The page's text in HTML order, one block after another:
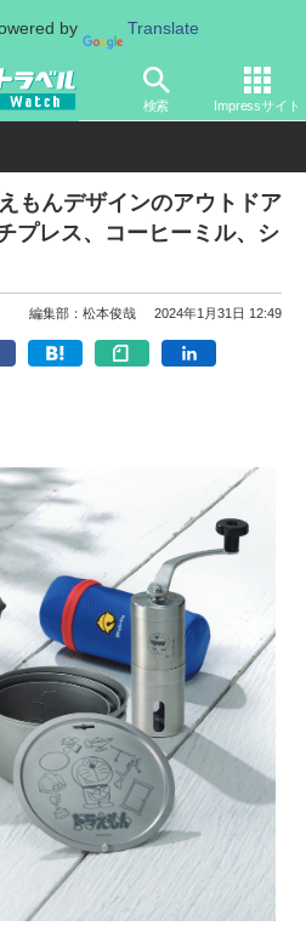
by Translate
検索 Impressサイト
旅行グッズ アウトドア用品
もんデザインのアウトドア
プレス、コーヒーミル、シ
編集部：松本俊哉 2024年1月31日 12:49